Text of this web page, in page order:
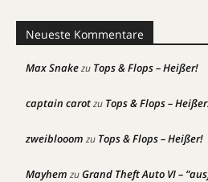
Neueste Kommentare
Max Snakezu Tops & Flops – Heißer!
captain carotzu Tops & Flops –
zweiblooom zu Tops & Flops – Heißer!
Mayhem zuGrand Theft Auto VI –